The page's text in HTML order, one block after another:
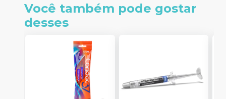
Você também pode gostar
desses